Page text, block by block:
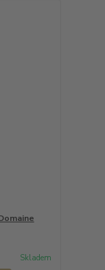
Skladem